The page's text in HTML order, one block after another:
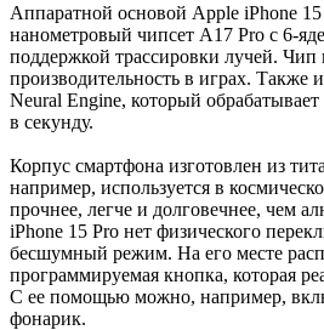
Аппаратной основой Apple iPhone 15
нанометровый чипсет A17 Pro с 6-
поддержкой трассировки лучей.
производительность в играх. Также
Neural Engine, который
в секунду.
Корпус смартфона изготовлен из
например, используется в
прочнее, легче и долговечнее, чем
iPhone 15 Pro нет физического
бесшумный режим. На его месте
программируемая кнопка, которая
С ее помощью можно, например,
фонарик.